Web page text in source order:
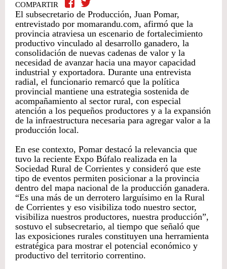
COMPARTIR
El subsecretario de Producción, Juan Pomar,
entrevistado por momarandu.com, afirmó que la
provincia atraviesa un escenario de fortalecimiento
productivo vinculado al desarrollo ganadero, la
consolidación de nuevas cadenas de valor y la
necesidad de avanzar hacia una mayor capacidad
industrial y exportadora. Durante una entrevista
radial, el funcionario remarcó que la política
provincial mantiene una estrategia sostenida de
acompañamiento al sector rural, con especial
atención a los pequeños productores y a la expansión
de la infraestructura necesaria para agregar valor a la
producción local.
En ese contexto, Pomar destacó la relevancia que
tuvo la reciente Expo Búfalo realizada en la
Sociedad Rural de Corrientes y consideró que este
tipo de eventos permiten posicionar a la provincia
dentro del mapa nacional de la producción ganadera.
“Es una más de un derrotero larguísimo en la Rural
de Corrientes y eso visibiliza todo nuestro sector,
visibiliza nuestros productores, nuestra producción”,
sostuvo el subsecretario, al tiempo que señaló que
las exposiciones rurales constituyen una herramienta
estratégica para mostrar el potencial económico y
productivo del territorio correntino.